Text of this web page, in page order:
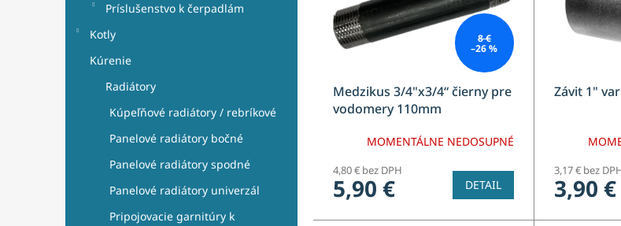
Príslušenstvo k čerpadlám
Kotly
Kúrenie
Radiátory
Kúpeľňové radiátory / rebríkové
Panelové radiátory bočné
Panelové radiátory spodné
Panelové radiátory univerzál
Pripojovacie garnitúry k
8 €
–26 %
Medzikus 3/4"x3/4“ čierny pre
vodomery 110mm
MOMENTÁLNE NEDOSUPNÉ
4,80 € bez DPH
5,90 € DETAIL
Závit 1"
3,17 € bez
3,90 €